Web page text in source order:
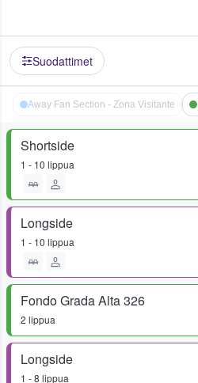
Suodattimet
Away Fan Section - Zona Visitante
Shortside
1 - 10 lippua
Longside
1 - 10 lippua
Fondo Grada Alta 326
2 lippua
Longside
1 - 8 lippua